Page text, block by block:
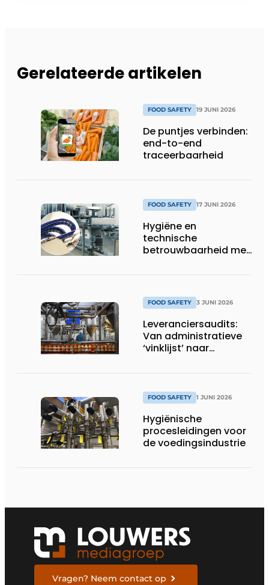
Gerelateerde artikelen
FOOD SAFETY 19 JUNI 2026
De puntjes verbinden:
end-to-end
traceerbaarheid
FOOD SAFETY 17 JUNI 2026
Hygiëne en
technische
betrouwbaarheid met
FOOD SAFETY 3 JUNI 2026
Leveranciersaudits:
Van administratieve
‘vinklijst’ naar
FOOD SAFETY 1 JUNI 2026
Hygiënische
procesleidingen voor
de voedingsindustrie
Vragen? Neem contact op